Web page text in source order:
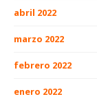
abril 2022
marzo 2022
febrero 2022
enero 2022